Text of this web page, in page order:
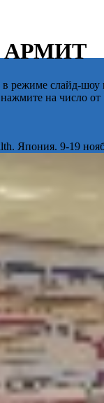
АРМИТ
режиме слайд-
на число от
Япония. 9-19